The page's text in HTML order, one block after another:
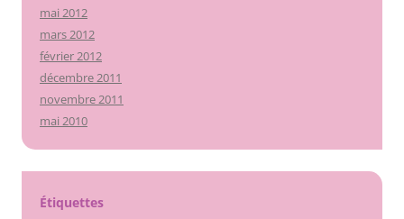
mai 2012
mars 2012
février 2012
décembre 2011
novembre 2011
mai 2010
Étiquettes